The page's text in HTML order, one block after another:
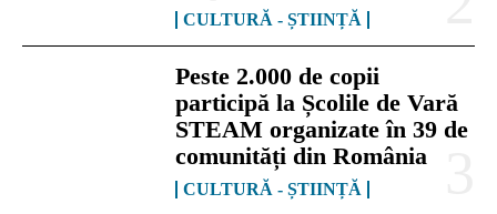
CULTURĂ - ȘTIINȚĂ
Peste 2.000 de copii
participă la Școlile de Vară
STEAM organizate în 39 de
comunități din România
CULTURĂ - ȘTIINȚĂ